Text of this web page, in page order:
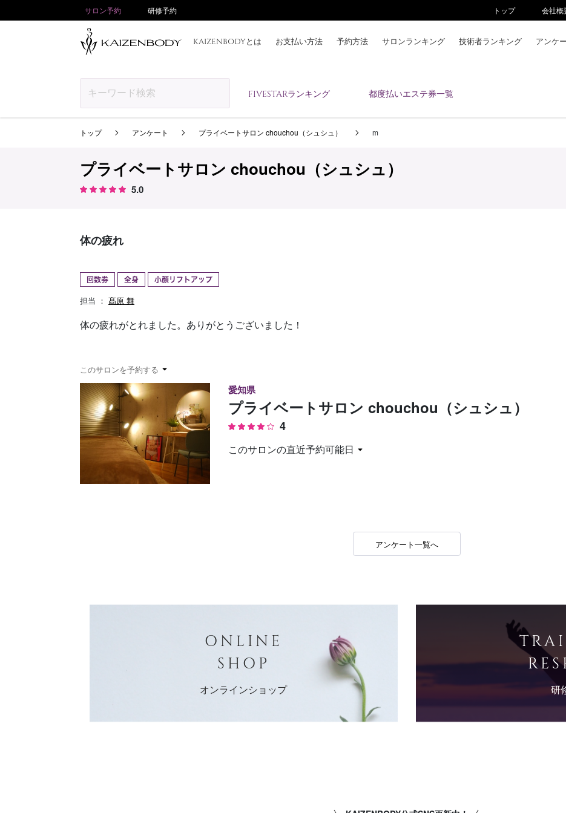
サロン予約 研修予約 トップ 会社概
KAIZENBODYとは お支払い方法 予約方法 サロンランキング 技術者ランキング アンケ
FIVESTARランキング 都度払いエステ券一覧
お支払い方法
予約方法
サロンランキング
アンケート
予約確認 お気に入り
トップ アンケート プライベートサロン chouchou（シュシュ） m
プライベートサロン chouchou（シュシュ）
5.0
体の疲れ
回数券 全身 小顔リフトアップ
担当 ： 髙原 舞
体の疲れがとれました。ありがとうございました！
このサロンを予約する
愛知県
プライベートサロン chouchou（シュシュ）
4
このサロンの直近予約可能日
アンケート一覧へ
ONLINE
SHOP
オンラインショップ 研